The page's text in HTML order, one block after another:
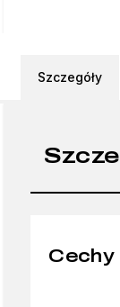
Szczegóły
Cechy